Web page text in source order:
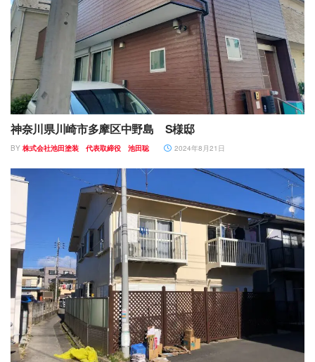
神奈川県川崎市多摩区中野島 S様邸
BY 株式会社池田塗装 代表取締役 池田聡 2024年8月21日